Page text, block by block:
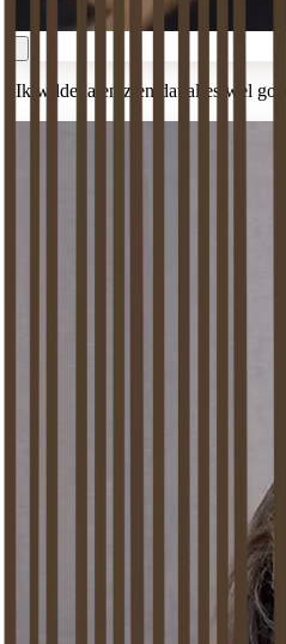
‘Ik wilde laten zien dat alles wel